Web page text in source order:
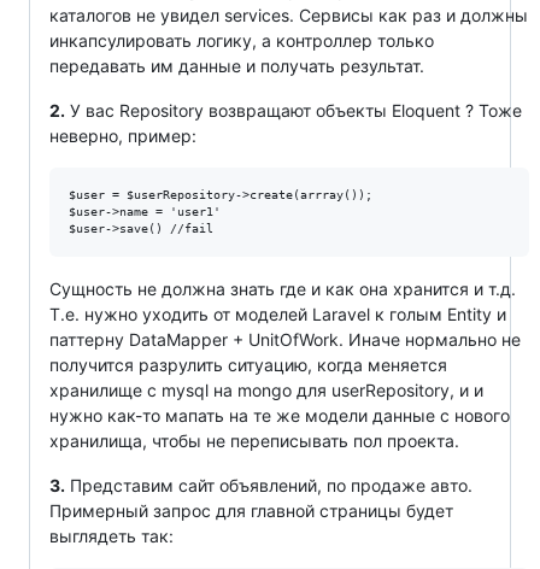
каталогов не увидел services. Сервисы как раз и должны
инкапсулировать логику, а контроллер только
передавать им данные и получать результат.
2. У вас Repository возвращают объекты Eloquent ? Тоже
неверно, пример:
$user = $userRepository->create(arrray());
$user->name = 'user1'
Сущность не должна знать где и как она хранится и т.д.
Т.е. нужно уходить от моделей Laravel к голым Entity и
паттерну DataMapper + UnitOfWork. Иначе нормально не
получится разрулить ситуацию, когда меняется
хранилище с mysql на mongo для userRepository, и и
нужно как-то мапать на те же модели данные с нового
хранилища, чтобы не переписывать пол проекта.
3. Представим сайт объявлений, по продаже авто.
Примерный запрос для главной страницы будет
выглядеть так: